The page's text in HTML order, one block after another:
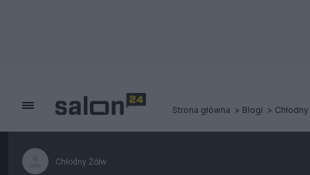
Strona główna Blogi
Chłodny Żółw